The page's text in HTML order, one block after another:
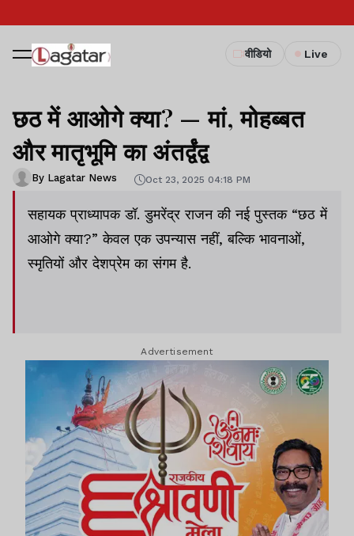
वीडियो Live
छठ में आओगे क्या? — मां, मोहब्बत
और मातृभूमि का अंतर्द्वंद्व
By Lagatar News Oct 23, 2025 04:18 PM
सहायक प्राध्यापक डॉ. डुमरेंद्र राजन की नई पुस्तक “छठ में
आओगे क्या?” केवल एक उपन्यास नहीं, बल्कि भावनाओं,
स्मृतियों और देशप्रेम का संगम है.
Advertisement